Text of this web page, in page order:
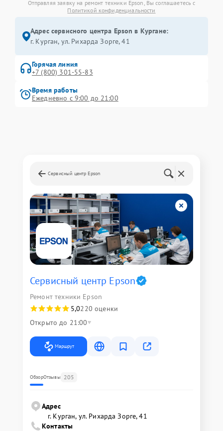
Отправляя заявку на ремонт техники Epson, Вы соглашаетесь с
Политикой конфиденциальности
Адрес сервисного центра Epson в Кургане:
г. Курган, ул. Рихарда Зорге, 41
Горячая линия
+7 (800) 301-55-83
Время работы
Ежедневно с 9:00 до 21:00
Сервисный центр Epson
Сервисный центр Epson
Ремонт техники Epson
5,0220 оценки
Открыто до 21:00
Маршрут
ОбзорОтзывы 205
Адрес
г. Курган, ул. Рихарда Зорге, 41
Контакты